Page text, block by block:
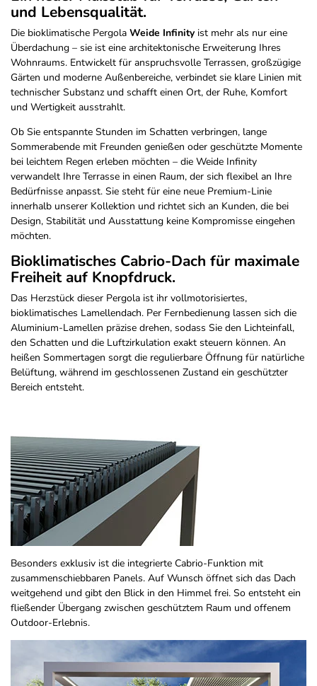
und Lebensqualität.
Die bioklimatische Pergola Weide Infinity ist mehr als nur eine
Überdachung – sie ist eine architektonische Erweiterung Ihres
Wohnraums. Entwickelt für anspruchsvolle Terrassen, großzügige
Gärten und moderne Außenbereiche, verbindet sie klare Linien mit
technischer Substanz und schafft einen Ort, der Ruhe, Komfort
und Wertigkeit ausstrahlt.
Ob Sie entspannte Stunden im Schatten verbringen, lange
Sommerabende mit Freunden genießen oder geschützte Momente
bei leichtem Regen erleben möchten – die Weide Infinity
verwandelt Ihre Terrasse in einen Raum, der sich flexibel an Ihre
Bedürfnisse anpasst. Sie steht für eine neue Premium-Linie
innerhalb unserer Kollektion und richtet sich an Kunden, die bei
Design, Stabilität und Ausstattung keine Kompromisse eingehen
möchten.
Bioklimatisches Cabrio-Dach für maximale
Freiheit auf Knopfdruck.
Das Herzstück dieser Pergola ist ihr vollmotorisiertes,
bioklimatisches Lamellendach. Per Fernbedienung lassen sich die
Aluminium-Lamellen präzise drehen, sodass Sie den Lichteinfall,
den Schatten und die Luftzirkulation exakt steuern können. An
heißen Sommertagen sorgt die regulierbare Öffnung für natürliche
Belüftung, während im geschlossenen Zustand ein geschützter
Bereich entsteht.
Besonders exklusiv ist die integrierte Cabrio-Funktion mit
zusammenschiebbaren Panels. Auf Wunsch öffnet sich das Dach
weitgehend und gibt den Blick in den Himmel frei. So entsteht ein
fließender Übergang zwischen geschütztem Raum und offenem
Outdoor-Erlebnis.